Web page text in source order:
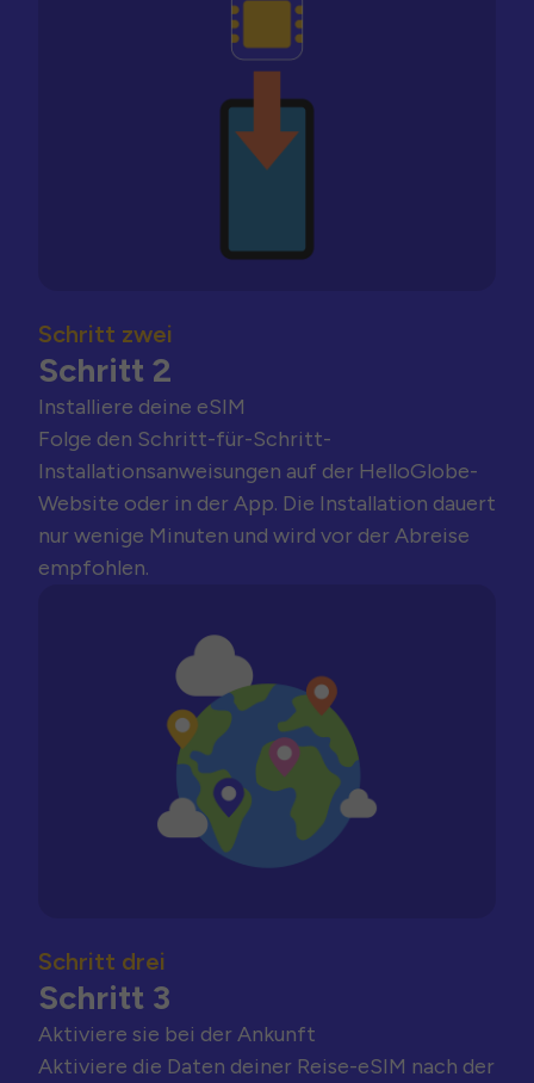
Schritt zwei
Schritt 2
Installiere deine eSIM
Folge den Schritt-für-Schritt-
Installationsanweisungen auf der HelloGlobe-
Website oder in der App. Die Installation dauert
nur wenige Minuten und wird vor der Abreise
empfohlen.
Schritt drei
Schritt 3
Aktiviere sie bei der Ankunft
Aktiviere die Daten deiner Reise-eSIM nach der